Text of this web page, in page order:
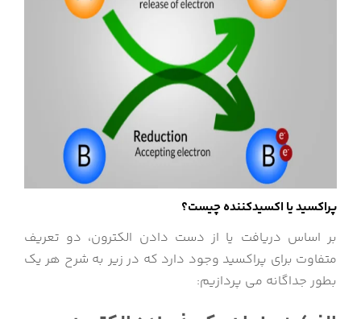
پراکسید یا اکسیدکننده چیست؟
بر اساس دریافت یا از دست دادن الکترون، دو تعریف
متفاوت برای پراکسید وجود دارد که در زیر به شرح هر یک
بطور جداگانه می پردازیم: